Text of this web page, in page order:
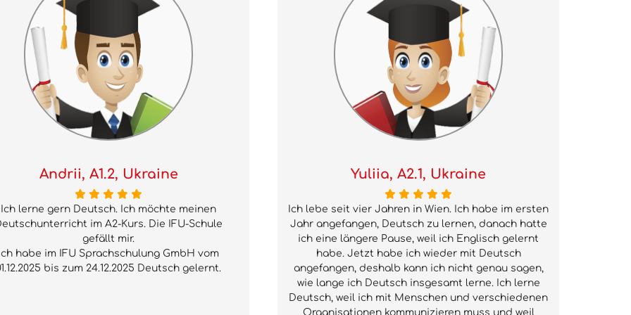
Andrii, A1.2, Ukraine
Ich lerne gern Deutsch. Ich möchte meinen
im A2-Kurs. Die IFU-Schule
gefällt mir.
habe im IFU Sprachschulung GmbH vom
bis zum 24.12.2025 Deutsch gelernt.
Yuliia, A2.1, Ukraine
Ich lebe seit vier Jahren in Wien. Ich habe im ersten
Jahr angefangen, Deutsch zu lernen, danach hatte
ich eine längere Pause, weil ich Englisch gelernt
habe. Jetzt habe ich wieder mit Deutsch
angefangen, deshalb kann ich nicht genau sagen,
wie lange ich Deutsch insgesamt lerne. Ich lerne
Deutsch, weil ich mit Menschen und verschiedenen
Organisationen kommunizieren muss und weil